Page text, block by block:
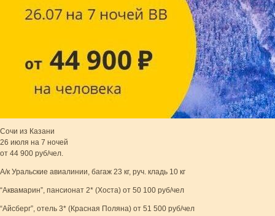
Сочи из Казани
26 июля на 7 ночей
от 44 900 руб/чел.
А/к Уральские авиалинии, багаж 23 кг, руч. кладь 10 кг
“Аквамарин”, пансионат 2* (Хоста) от 50 100 руб/чел
“Айсберг”, отель 3* (Красная Поляна) от 51 500 руб/чел